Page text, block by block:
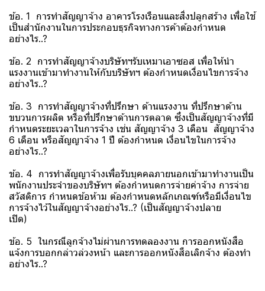
ข้อ. 1 การทำสัญญาจ้าง อาคารโรงเรือนและสิ่งปลูกสร้าง เพื่อใช้
เป็นสำนักงานในการประกอบธุรกิจทางการค้าต้องกำหนด
อย่างไร..?
ข้อ. 2 การทำสัญญาจ้างบริษัทฯรับเหมาเอาซอส เพื่อให้นำ
แรงงานเข้ามาทำงานให้กับบริษัทฯ ต้องกำหนดเงื่อนไขการจ้าง
อย่างไร..?
ข้อ. 3 การทำสัญญาจ้างที่ปรึกษา ด้านแรงงาน ที่ปรึกษาด้าน
ขบวนการผลิต หรือที่ปรึกษาด้านการตลาด ซึ่งเป็นสัญญาจ้างที่มี
กำหนดระยะเวลาในการจ้าง เช่น สัญญาจ้าง 3 เดือน สัญญาจ้าง
6 เดือน หรือสัญญาจ้าง 1 ปี ต้องกำหนด เงื่อนไขในการจ้าง
อย่างไร..?
ข้อ. 4 การทำสัญญาจ้างเพื่อรับบุคคลภายนอกเข้ามาทำงานเป็น
พนักงานประจำของบริษัทฯ ต้องกำหนดการจ่ายค่าจ้าง การจ่าย
สวัสดิการ กำหนดข้อห้าม ต้องกำหนดหลักเกณฑ์หรือมีเงื่อนไข
การจ้างไว้ในสัญญาจ้างอย่างไร..? (เป็นสัญญาจ้างปลาย
เปิด)
ข้อ. 5 ในกรณีลูกจ้างไม่ผ่านการทดลองงาน การออกหนังสือ
แจ้งการบอกกล่าวล่วงหน้า และการออกหนังสือเลิกจ้าง ต้องทำ
อย่างไร..?